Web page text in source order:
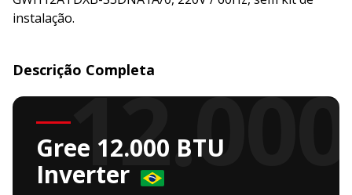
instalação.
Descrição Completa
12.000
Gree 12.000 BTU
Inverter